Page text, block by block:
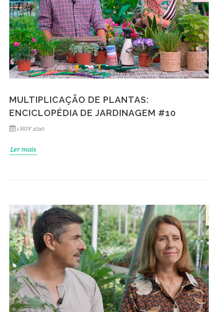
MULTIPLICAÇÃO DE PLANTAS:
ENCICLOPÉDIA DE JARDINAGEM #10
1 NOV 2020
Ler mais